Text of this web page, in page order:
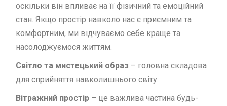
оскільки він впливає на її фізичний та емоційний
стан. Якщо простір навколо нас є приємним та
комфортним, ми відчуваємо себе краще та
насолоджуємося життям.
Світло та мистецький образ – головна складова
для сприйняття навколишнього світу.
Вітражний простір – це важлива частина будь-